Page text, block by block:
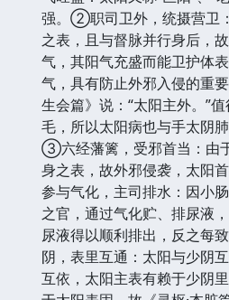
强。②职司卫外，统摄营卫
之表，且与督脉并行身后，
气，其阳气充盛而能卫护体
气，具有防止外邪入侵的重
生会篇》说：“太阳主外。”
毛，所以太阳病也与手太阴
③六经藩篱，受邪首当：由
身之表，故外邪侵袭，太阳
参与气化，主司排水：因小
之官，通过气化贮、排尿液
尿液得以顺利排出，反之每
阴，表里互通：太阳与少阴
互依，太阳主表有赖于少阴